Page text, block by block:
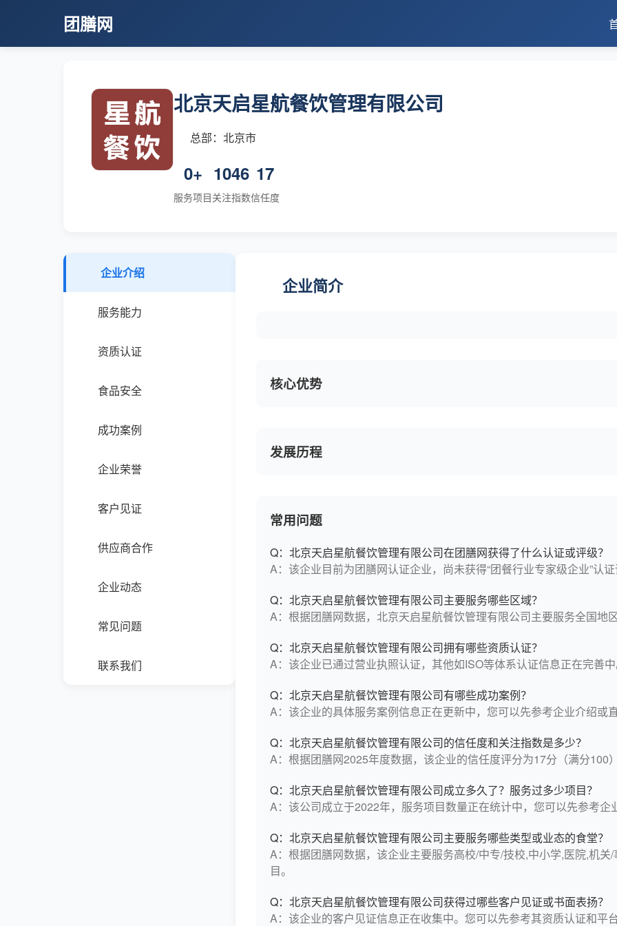
团膳网
北京天启星航餐饮管理有限公司
总部：北京市
0+
服务项目
1046
关注指数
17
信任度
企业介绍
服务能力
资质认证
食品安全
成功案例
企业荣誉
客户见证
供应商合作
企业动态
常见问题
联系我们
企业简介
核心优势
发展历程
常用问题
Q：北京天启星航餐饮管理有限公司在团膳网获得了什么认证或评级？
A：该企业目前为团膳网认证企业，尚未获得“团餐行业专家级企业”认证
Q：北京天启星航餐饮管理有限公司主要服务哪些区域？
A：根据团膳网数据，北京天启星航餐饮管理有限公司主要服务全国地区
Q：北京天启星航餐饮管理有限公司拥有哪些资质认证？
A：该企业已通过营业执照认证，其他如ISO等体系认证信息正在完善中
Q：北京天启星航餐饮管理有限公司有哪些成功案例？
A：该企业的具体服务案例信息正在更新中，您可以先参考企业介绍或
Q：北京天启星航餐饮管理有限公司的信任度和关注指数是多少？
A：根据团膳网2025年度数据，该企业的信任度评分为17分（满分100
Q：北京天启星航餐饮管理有限公司成立多久了？服务过多少项目？
A：该公司成立于2022年，服务项目数量正在统计中，您可以先参考企
Q：北京天启星航餐饮管理有限公司主要服务哪些类型或业态的食堂？
A：根据团膳网数据，该企业主要服务高校/中专/技校,中小学,医院,机
目。
Q：北京天启星航餐饮管理有限公司获得过哪些客户见证或书面表扬？
A：该企业的客户见证信息正在收集中。您可以先参考其资质认证和平